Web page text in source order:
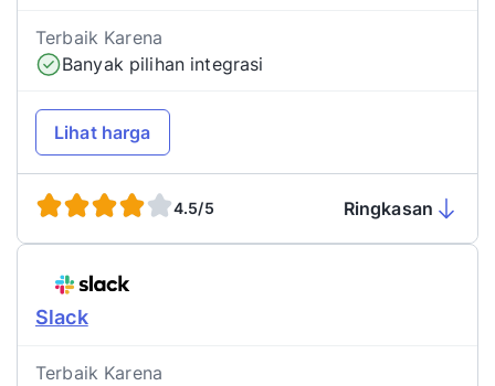
Terbaik Karena
Banyak pilihan integrasi
Lihat harga
4.5/5 Ringkasan
Slack
Terbaik Karena